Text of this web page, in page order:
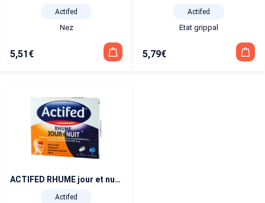
Actifed
Nez
5,51 €
Actifed
Etat grippal
5,79€
ACTIFED RHUME jour et nuit comprimé boîte de 16
Actifed